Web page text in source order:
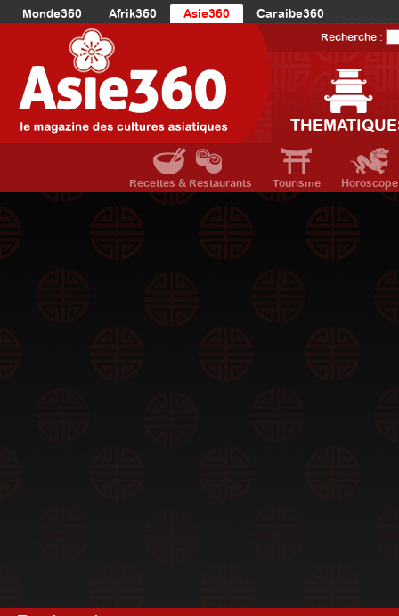
Monde360 Afrik360 Asie360
Caraibe360
Europe360
AmériqueDuNord360
Océanie360
Recherche :
Recettes & Restaurants Tourisme Horoscope